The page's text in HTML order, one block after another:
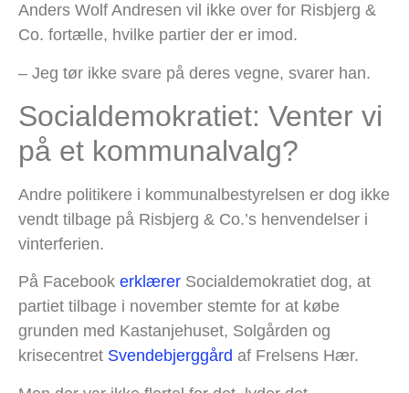
Anders Wolf Andresen vil ikke over for Risbjerg &
Co. fortælle, hvilke partier der er imod.
– Jeg tør ikke svare på deres vegne, svarer han.
Socialdemokratiet: Venter vi
på et kommunalvalg?
Andre politikere i kommunalbestyrelsen er dog ikke
vendt tilbage på Risbjerg & Co.’s henvendelser i
vinterferien.
På Facebook erklærer Socialdemokratiet dog, at
partiet tilbage i november stemte for at købe
grunden med Kastanjehuset, Solgården og
krisecentret Svendebjerggård af Frelsens Hær.